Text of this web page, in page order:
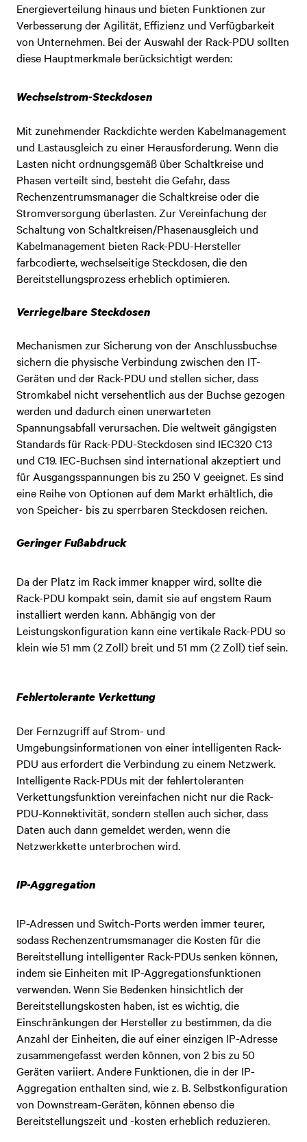
Energieverteilung hinaus und bieten Funktionen zur
Verbesserung der Agilität, Effizienz und Verfügbarkeit
von Unternehmen. Bei der Auswahl der Rack-PDU sollten
diese Hauptmerkmale berücksichtigt werden:
Wechselstrom-Steckdosen
Mit zunehmender Rackdichte werden Kabelmanagement
und Lastausgleich zu einer Herausforderung. Wenn die
Lasten nicht ordnungsgemäß über Schaltkreise und
Phasen verteilt sind, besteht die Gefahr, dass
Rechenzentrumsmanager die Schaltkreise oder die
Stromversorgung überlasten. Zur Vereinfachung der
Schaltung von Schaltkreisen/Phasenausgleich und
Kabelmanagement bieten Rack-PDU-Hersteller
farbcodierte, wechselseitige Steckdosen, die den
Bereitstellungsprozess erheblich optimieren.
Verriegelbare Steckdosen
Mechanismen zur Sicherung von der Anschlussbuchse
sichern die physische Verbindung zwischen den IT-
Geräten und der Rack-PDU und stellen sicher, dass
Stromkabel nicht versehentlich aus der Buchse gezogen
werden und dadurch einen unerwarteten
Spannungsabfall verursachen. Die weltweit gängigsten
Standards für Rack-PDU-Steckdosen sind IEC320 C13
und C19. IEC-Buchsen sind international akzeptiert und
für Ausgangsspannungen bis zu 250 V geeignet. Es sind
eine Reihe von Optionen auf dem Markt erhältlich, die
von Speicher- bis zu sperrbaren Steckdosen reichen.
Geringer Fußabdruck
Da der Platz im Rack immer knapper wird, sollte die
Rack-PDU kompakt sein, damit sie auf engstem Raum
installiert werden kann. Abhängig von der
Leistungskonfiguration kann eine vertikale Rack-PDU so
klein wie 51 mm (2 Zoll) breit und 51 mm (2 Zoll) tief sein.
Fehlertolerante Verkettung
Der Fernzugriff auf Strom- und
Umgebungsinformationen von einer intelligenten Rack-
PDU aus erfordert die Verbindung zu einem Netzwerk.
Intelligente Rack-PDUs mit der fehlertoleranten
Verkettungsfunktion vereinfachen nicht nur die Rack-
PDU-Konnektivität, sondern stellen auch sicher, dass
Daten auch dann gemeldet werden, wenn die
Netzwerkkette unterbrochen wird.
IP-Aggregation
IP-Adressen und Switch-Ports werden immer teurer,
sodass Rechenzentrumsmanager die Kosten für die
Bereitstellung intelligenter Rack-PDUs senken können,
indem sie Einheiten mit IP-Aggregationsfunktionen
verwenden. Wenn Sie Bedenken hinsichtlich der
Bereitstellungskosten haben, ist es wichtig, die
Einschränkungen der Hersteller zu bestimmen, da die
Anzahl der Einheiten, die auf einer einzigen IP-Adresse
zusammengefasst werden können, von 2 bis zu 50
Geräten variiert. Andere Funktionen, die in der IP-
Aggregation enthalten sind, wie z. B. Selbstkonfiguration
von Downstream-Geräten, können ebenso die
Bereitstellungszeit und -kosten erheblich reduzieren.